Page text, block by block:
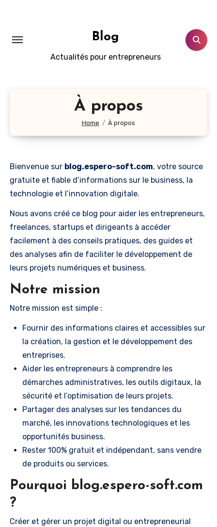
Blog
Actualités pour entrepreneurs
À propos
Home À propos
Bienvenue sur blog.espero-soft.com, votre source
gratuite et fiable d’informations sur le business, la
technologie et l’innovation digitale.
Nous avons créé ce blog pour aider les entrepreneurs,
freelances, startups et dirigeants à accéder
facilement à des conseils pratiques, des guides et
des analyses afin de faciliter le développement de
leurs projets numériques et business.
Notre mission
Notre mission est simple :
Fournir des informations claires et accessibles sur
la création, la gestion et le développement des
entreprises.
Aider les entrepreneurs à comprendre les
démarches administratives, les outils digitaux, la
sécurité et l’optimisation de leurs projets.
Partager des analyses sur les tendances du
marché, les innovations technologiques et les
opportunités business.
Rester 100% gratuit et indépendant, sans vendre
de produits ou services.
Pourquoi blog.espero-soft.com
?
Créer et gérer un projet digital ou entrepreneurial